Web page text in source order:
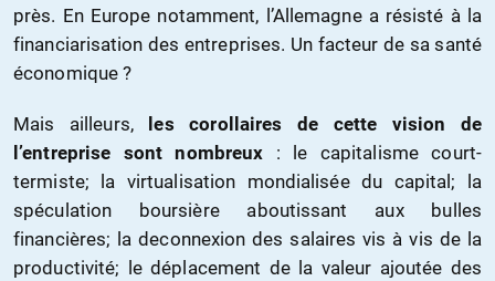
près. En Europe notamment, l’Allemagne a résisté à la
financiarisation des entreprises. Un facteur de sa santé
économique ?
Mais ailleurs,
les corollaires de cette vision de
l’entreprise sont nombreux : le capitalisme court-
termiste; la virtualisation mondialisée du capital; la
spéculation boursière aboutissant aux bulles
financières; la deconnexion des salaires vis à vis de la
productivité; le déplacement de la valeur ajoutée des